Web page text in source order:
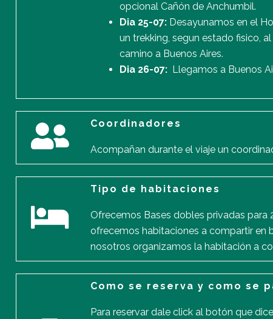
opcional Cañón de Anchumbil.
Dia 25-07:Desayunamos en el
un trekking, segun estado fisico,
camino a Buenos Aires.
Dia 26-07:Llegamos a Buenos
Coordinadores
Acompañan durante el viaje un
Tipo de habitaciones
Ofrecemos Bases dobles privadas para
ofrecemos habitaciones a compartir en
nosotros organizamos la habitación a
Como se reserva y como se
Para reservar dale click al botón que